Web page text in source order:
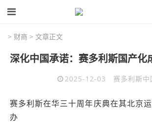
> 财商 > 文章正文
2025-12-03 赛多利斯中
赛多利斯在华三十周年庆典在其北京
办